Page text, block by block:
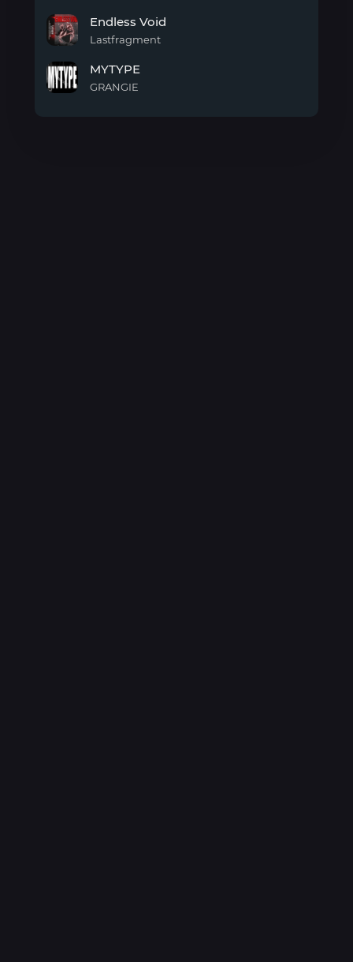
Void
Void
Endless Void
Lastfragment
MYTYPE
GRANGIE